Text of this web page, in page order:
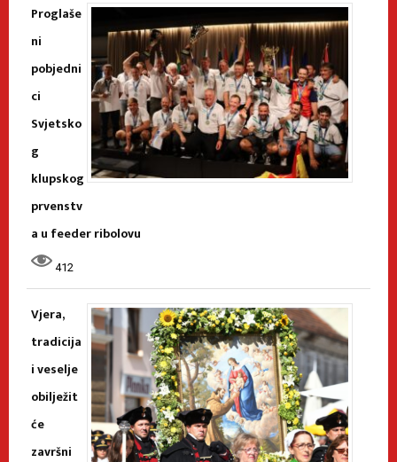
Proglaše
ni
pobjedni
ci
Svjetsko
g
klupskog
prvenstv
a u feeder ribolovu
412
Vjera,
tradicija
i veselje
obilježit
će
završni